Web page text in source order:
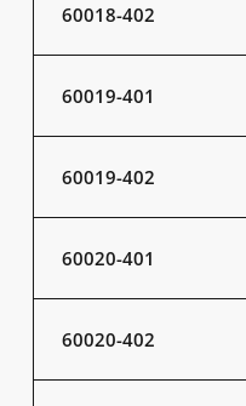
60018-402
60019-401
60019-402
60020-401
60020-402